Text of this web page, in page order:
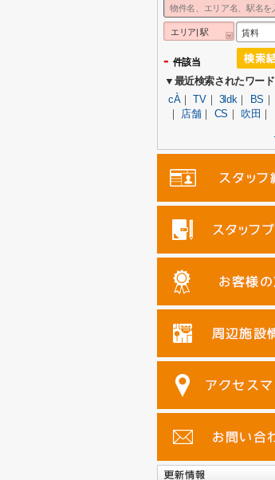
エリア| 駅 賃料
- 件該当
▼最近検索されたワード
cÀ｜TV｜ 3ldk｜ BS ｜
｜ 店舗｜ CS ｜ 吹田 ｜